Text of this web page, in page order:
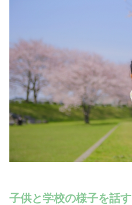
子供と学校の様子を話す